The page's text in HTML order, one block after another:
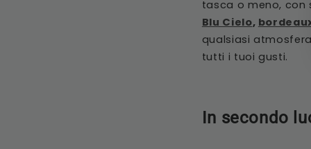
tasca o meno,
Blu Cielo,
qualsiasi
tutti i tuoi gusti.
In secondo